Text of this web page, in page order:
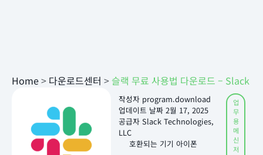
Home> 다운로드센터 >슬랙 무료 사용법 다운로드 – Slack
작성자 program.download
업데이트 날짜 2월 17, 2025
공급자 Slack Technologies,
LLC
호환되는 기기 아이폰
업
무
용
메
신
저